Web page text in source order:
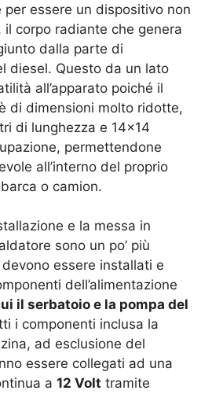
essere un dispositivo non
corpo radiante che genera
dalla parte di
diesel. Questo da un lato
all’apparato poiché il
di dimensioni molto ridotte,
di lunghezza e 14×14
permettendone
all’interno del proprio
o camion.
e la messa in
sono un po’ più
essere installati e
dell’alimentazione
il serbatoio e la pompa del
i componenti inclusa la
ad esclusione del
essere collegati ad una
a 12 Volt tramite